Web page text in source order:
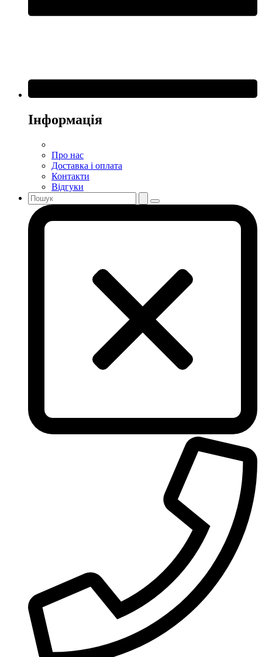
Інформація
Про нас
Доставка і оплата
Контакти
Відгуки